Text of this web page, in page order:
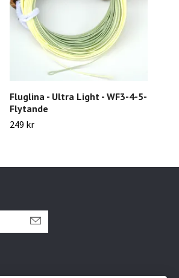
Fluglina - Ultra Light - WF3-4-5-
Flytande
249 kr